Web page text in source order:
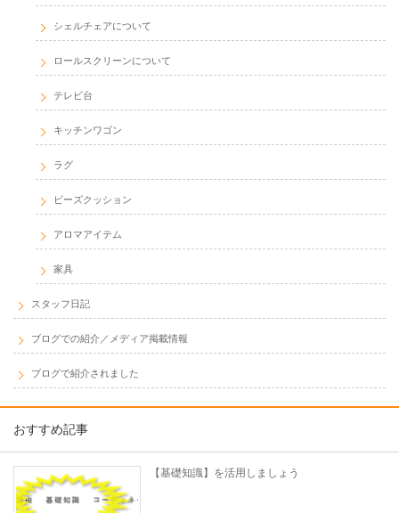
シェルチェアについて
ロールスクリーンについて
テレビ台
キッチンワゴン
ラグ
ビーズクッション
アロマアイテム
家具
スタッフ日記
ブログでの紹介／メディア掲載情報
ブログで紹介されました
おすすめ記事
【基礎知識】を活用しましょう